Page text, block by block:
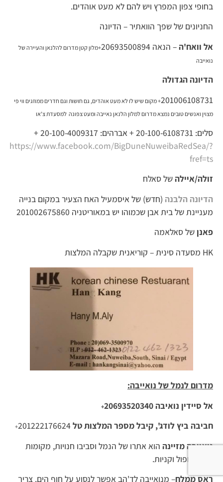
בחופי צפון המפרץ ויש להם לא מעט אוהדים.
החניונים של שפך הוואתיר – הדיונה
אל וואח'ה– הנאה 20693500894 +מלון קטן מדרום להלנאן והעיירה של
נואייבה
הדיונה הגדולה
201006108731
+מקום שיש לו לא מעט אוהדים, גם חושות וגם חדרים ממוזגים ווי פי
מצוין ואנשים טובים נמצא מדרום למלון הלנאן נאייבה ומעט צפונה למסעדת צ'או
סלים: 20-100-6108731 + אברהים: 20-100-4009317 +
https://www.facebook.com/BigDuneNuweibaRedSea/?
fref=ts
זולה/איילהשל סאלח
הדיונה הלבנה (חדש) של איסמעיל האח הצעיר במקום בנייה
מעניינת של בית אבן שכמוהו יש במאוריטניה 201002675860
פאנן של סאלאמה
HK מסעדה סינית – קוריאנית שקבלה המלצות
מדרום לנמל של נואייבה:
אל סיידין נואיבה20693520340
+
חביבה ביץלודג', קיבל מספר המלצות טל201222176624
+
נואייבה מזיינה הוא אתרו של הנמל וסביבו חנויות, מקומות
לפלפל ופול וקניות.
ראס ממלח– מנואייבה לד'הב אפשר לנסוע על חוף הים. צריך